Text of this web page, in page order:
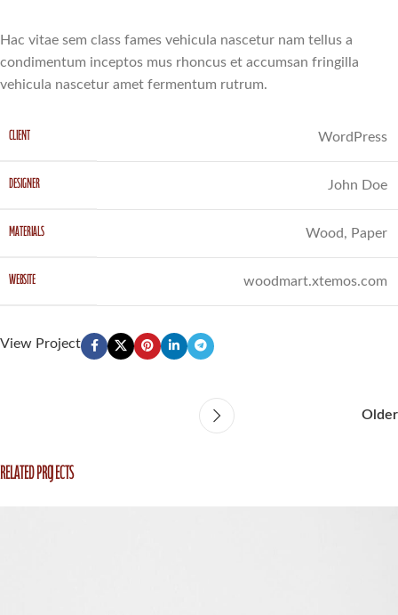
Hac vitae sem class fames vehicula nascetur nam tellus a
condimentum inceptos mus rhoncus et accumsan fringilla
vehicula nascetur amet fermentum rutrum.
CLIENT WordPress
DESIGNER John Doe
MATERIALS Wood, Paper
WEBSITE woodmart.xtemos.com
View Project
Older
Related projects